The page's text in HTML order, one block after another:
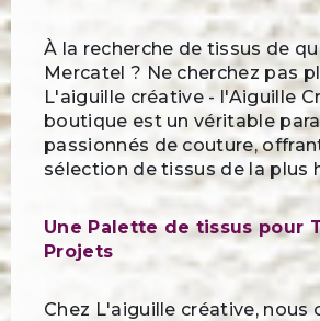
À la recherche de tissus de
Mercatel ? Ne cherchez pas
L'aiguille créative - l'Aiguille
boutique est un véritable
passionnés de couture,
sélection de tissus de la plus
Une Palette de tissus pour
Projets
Chez L'aiguille créative, nous